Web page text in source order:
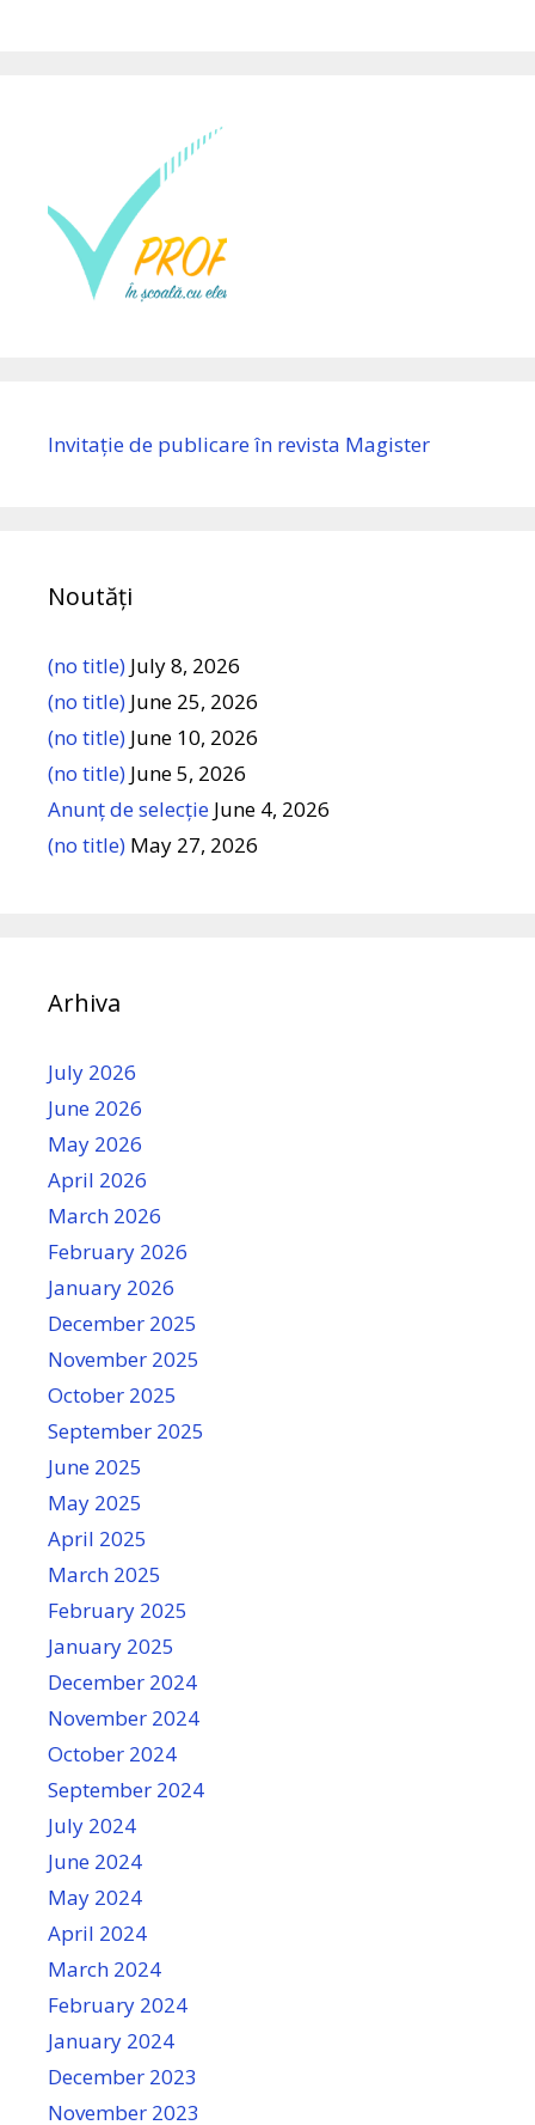
Invitație de publicare în revista Magister
Noutăți
(no title) July 8, 2026
(no title) June 25, 2026
(no title) June 10, 2026
(no title) June 5, 2026
Anunț de selecție June 4, 2026
(no title) May 27, 2026
Arhiva
July 2026
June 2026
May 2026
April 2026
March 2026
February 2026
January 2026
December 2025
November 2025
October 2025
September 2025
June 2025
May 2025
April 2025
March 2025
February 2025
January 2025
December 2024
November 2024
October 2024
September 2024
July 2024
June 2024
May 2024
April 2024
March 2024
February 2024
January 2024
December 2023
November 2023